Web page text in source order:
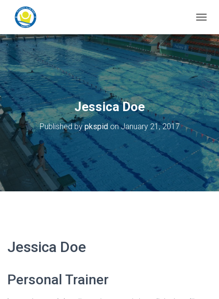
o
g
g
l
e
N
a
v
i
a
t
i
o
n
Jessica Doe
Published bypkspidonJanuary 21, 2017
Jessica Doe
Personal Trainer